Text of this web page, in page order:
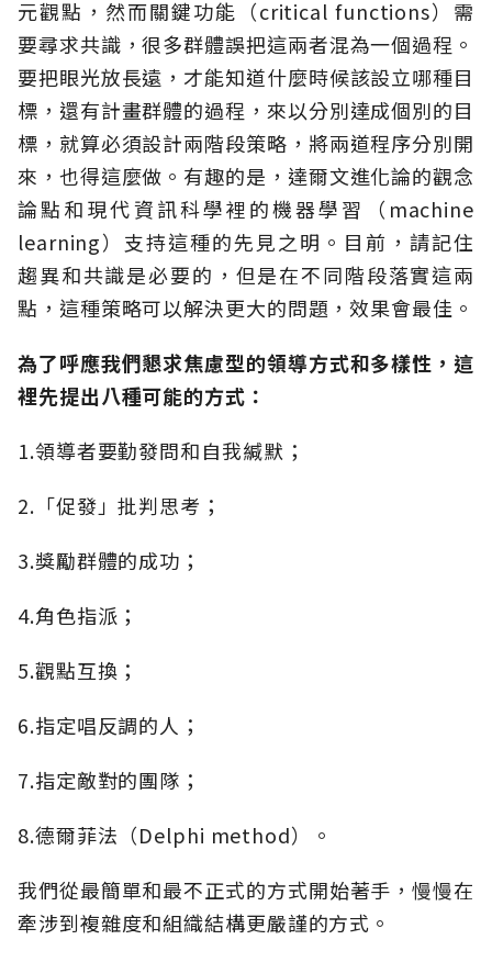
元觀點，然而關鍵功能（critical functions）需
要尋求共識，很多群體誤把這兩者混為一個過程。
要把眼光放長遠，才能知道什麼時候該設立哪種目
標，還有計畫群體的過程，來以分別達成個別的目
標，就算必須設計兩階段策略，將兩道程序分別開
來，也得這麼做。有趣的是，達爾文進化論的觀念
論點和現代資訊科學裡的機器學習（machine
learning）支持這種的先見之明。目前，請記住
趨異和共識是必要的，但是在不同階段落實這兩
點，這種策略可以解決更大的問題，效果會最佳。
為了呼應我們懇求焦慮型的領導方式和多樣性，這
裡先提出八種可能的方式：
1.領導者要勤發問和自我緘默；
2.「促發」批判思考；
3.獎勵群體的成功；
4.角色指派；
5.觀點互換；
6.指定唱反調的人；
7.指定敵對的團隊；
8.德爾菲法（Delphi method）。
我們從最簡單和最不正式的方式開始著手，慢慢在
牽涉到複雜度和組織結構更嚴謹的方式。